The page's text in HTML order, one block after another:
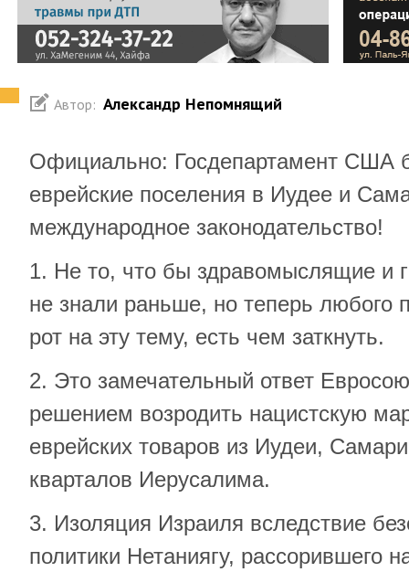
Автор: Александр Непомнящий
Официально: Госдепартамент США
еврейские поселения в Иудее и
международное законодательство!
1. Не то, что бы здравомыслящие и
не знали раньше, но теперь любого
рот на эту тему, есть чем заткнуть.
2. Это замечательный ответ
решением возродить нацистскую
еврейских товаров из Иудеи,
кварталов Иерусалима.
3. Изоляция Израиля вследствие
политики Нетаниягу, рассорившего